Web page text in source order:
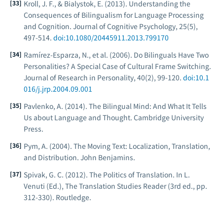
Kroll, J. F., & Bialystok, E. (2013). Understanding the
Consequences of Bilingualism for Language Processing
and Cognition. Journal of Cognitive Psychology, 25(5),
497-514. doi:10.1080/20445911.2013.799170
Ramírez-Esparza, N., et al. (2006). Do Bilinguals Have Two
Personalities? A Special Case of Cultural Frame Switching.
Journal of Research in Personality, 40(2), 99-120. doi:10.1
016/j.jrp.2004.09.001
Pavlenko, A. (2014). The Bilingual Mind: And What It Tells
Us about Language and Thought. Cambridge University
Press.
Pym, A. (2004). The Moving Text: Localization, Translation,
and Distribution. John Benjamins.
Spivak, G. C. (2012). The Politics of Translation. In L.
Venuti (Ed.), The Translation Studies Reader(3rd ed., pp.
312-330). Routledge.